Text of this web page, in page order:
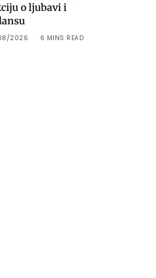
o ljubavi i
2026 6 MINS READ